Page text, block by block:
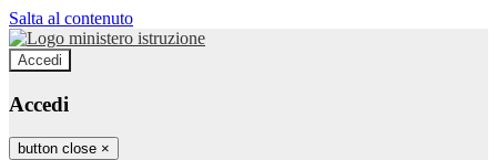
Salta al contenuto
Accedi
Accedi
button close ×